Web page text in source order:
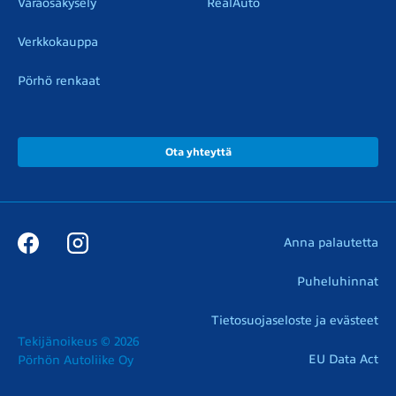
Varaosakysely
Verkkokauppa
Pörhö renkaat
RealAuto
Ota yhteyttä
Tekijänoikeus © 2026
Pörhön Autoliike Oy
Anna palautetta
Puheluhinnat
Tietosuojaseloste ja evästeet
EU Data Act